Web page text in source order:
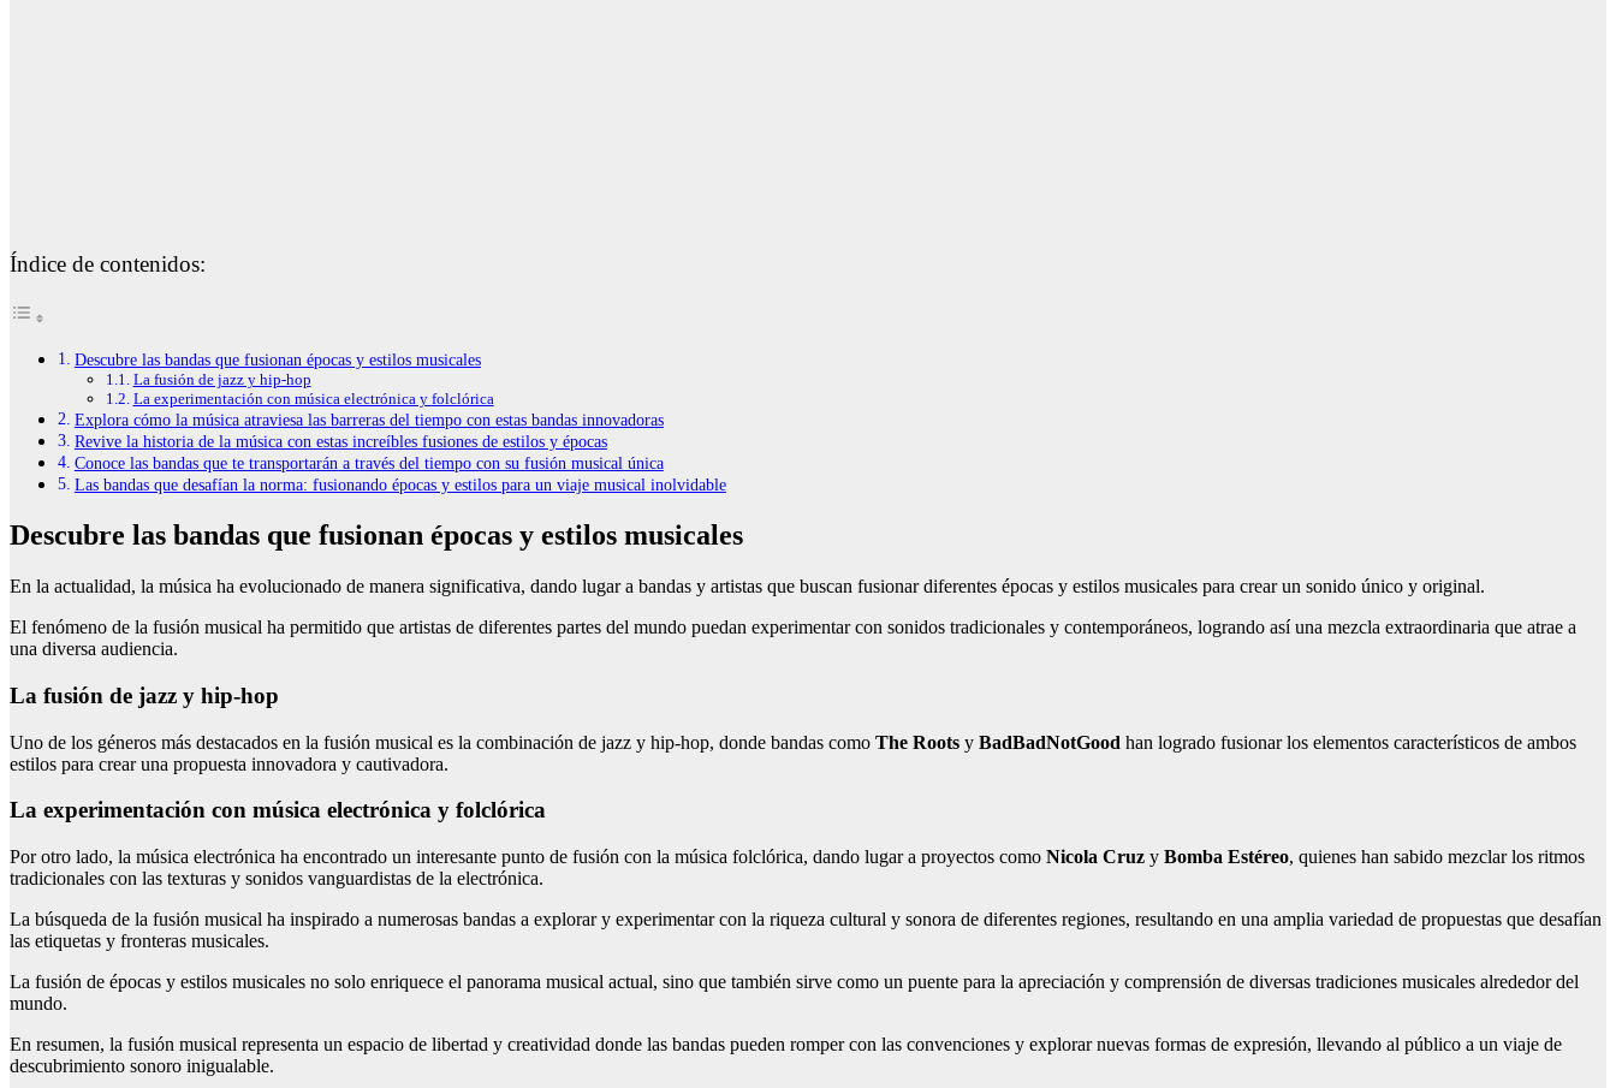
Índice de contenidos:
Descubre las bandas que fusionan épocas y estilos musicales
La fusión de jazz y hip-hop
La experimentación con música electrónica y folclórica
Explora cómo la música atraviesa las barreras del tiempo con estas bandas innovadoras
Revive la historia de la música con estas increíbles fusiones de estilos y épocas
Conoce las bandas que te transportarán a través del tiempo con su fusión musical única
Las bandas que desafían la norma: fusionando épocas y estilos para un viaje musical inolvidable
Descubre las bandas que fusionan épocas y estilos musicales
En la actualidad, la música ha evolucionado de manera significativa, dando lugar a bandas y artistas que buscan fusionar diferentes épocas y estilos musicales para crear un sonido único y original.
El fenómeno de la fusión musical ha permitido que artistas de diferentes partes del mundo puedan experimentar con sonidos tradicionales y contemporáneos, logrando así una mezcla extraordinaria que atrae a
una diversa audiencia.
La fusión de jazz y hip-hop
Uno de los géneros más destacados en la fusión musical es la combinación de jazz y hip-hop, donde bandas como The Roots y BadBadNotGood han logrado fusionar los elementos característicos de ambos
estilos para crear una propuesta innovadora y cautivadora.
La experimentación con música electrónica y folclórica
Por otro lado, la música electrónica ha encontrado un interesante punto de fusión con la música folclórica, dando lugar a proyectos como Nicola Cruz y Bomba Estéreo, quienes han sabido mezclar los ritmos
tradicionales con las texturas y sonidos vanguardistas de la electrónica.
La búsqueda de la fusión musical ha inspirado a numerosas bandas a explorar y experimentar con la riqueza cultural y sonora de diferentes regiones, resultando en una amplia variedad de propuestas que desafían
las etiquetas y fronteras musicales.
La fusión de épocas y estilos musicales no solo enriquece el panorama musical actual, sino que también sirve como un puente para la apreciación y comprensión de diversas tradiciones musicales alrededor del
mundo.
En resumen, la fusión musical representa un espacio de libertad y creatividad donde las bandas pueden romper con las convenciones y explorar nuevas formas de expresión, llevando al público a un viaje de
descubrimiento sonoro inigualable.